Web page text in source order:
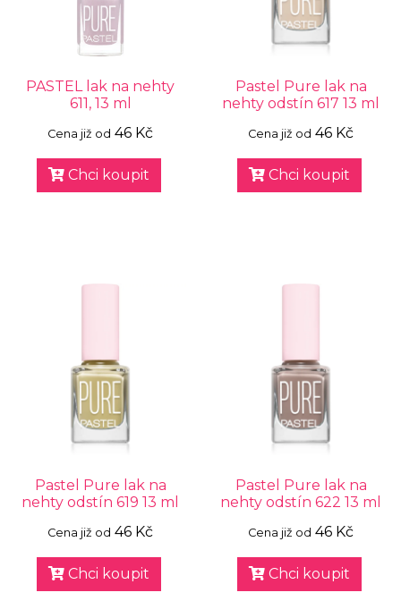
PASTEL lak na nehty
611, 13 ml
Cena již od 46 Kč
Chci koupit
Pastel Pure lak na
nehty odstín 617 13 ml
Cena již od 46 Kč
Chci koupit
Pastel Pure lak na
nehty odstín 619 13 ml
Cena již od 46 Kč
Chci koupit
Pastel Pure lak na
nehty odstín 622 13 ml
Cena již od 46 Kč
Chci koupit